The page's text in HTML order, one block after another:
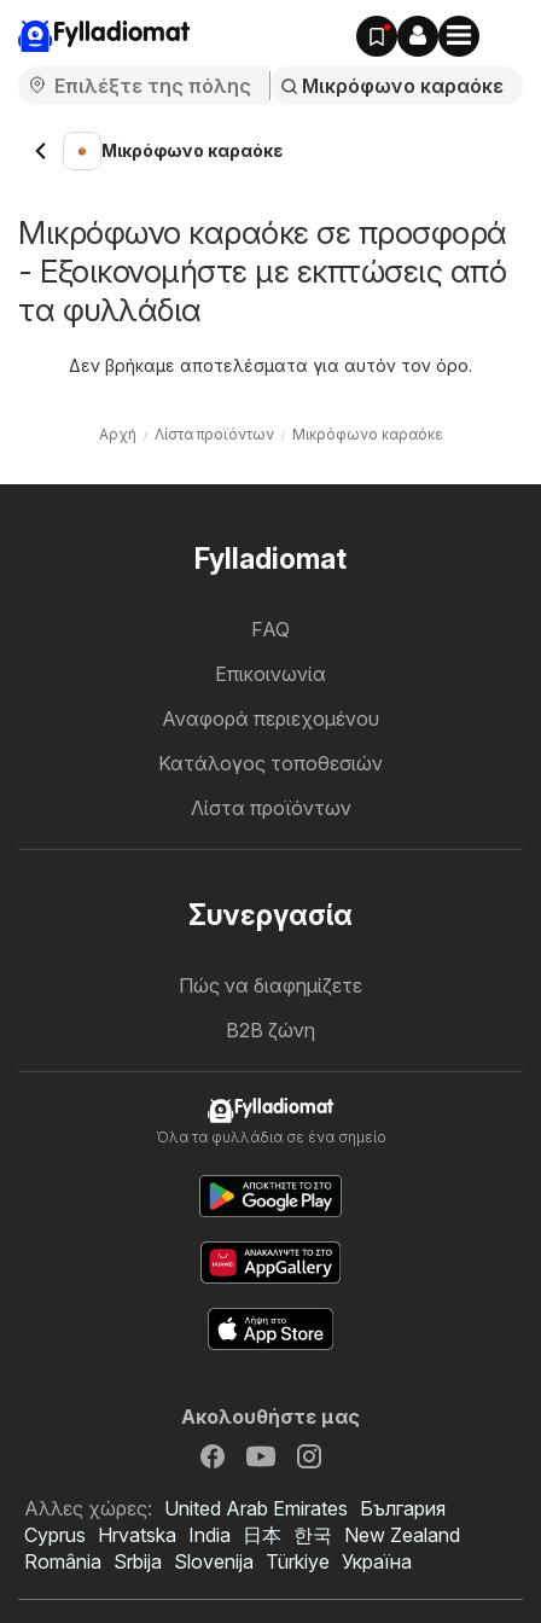
Fylladiomat
Μικρόφωνο καραόκε
Μικρόφωνο καραόκε σε προσφορά
- Εξοικονομήστε με εκπτώσεις από
τα φυλλάδια
Δεν βρήκαμε αποτελέσματα για αυτόν τον όρο.
Αρχή Λίστα προϊόντων Μικρόφωνο καραόκε
Fylladiomat
FAQ
Επικοινωνία
Αναφορά περιεχομένου
Κατάλογος τοποθεσιών
Λίστα προϊόντων
Συνεργασία
Πώς να διαφημίζετε
B2B ζώνη
Fylladiomat
Όλα τα φυλλάδια σε ένα σημείο
Ακολουθήστε μας
Αλλες χώρες: United Arab Emirates България
Cyprus Hrvatska India 日本 한국 New Zealand
România Srbija Slovenija Türkiye Україна